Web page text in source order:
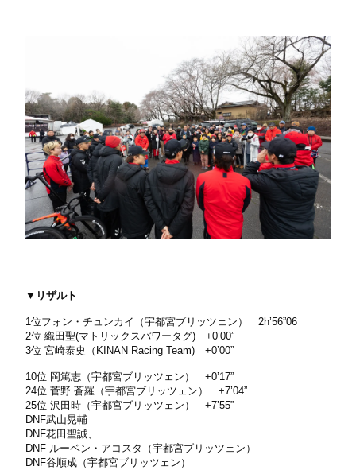
▼リザルト
1位フォン・チュンカイ（宇都宮ブリッツェン） 2h’56”06
2位 織田聖(マトリックスパワータグ) +0’00”
3位 宮崎泰史（KINAN Racing Team) +0’00”
10位 岡篤志（宇都宮ブリッツェン） +0’17”
24位 菅野 蒼羅（宇都宮ブリッツェン） +7’04”
25位 沢田時（宇都宮ブリッツェン） +7’55”
DNF武山晃輔
DNF花田聖誠、
DNF ルーベン・アコスタ（宇都宮ブリッツェン）
DNF谷順成（宇都宮ブリッツェン）